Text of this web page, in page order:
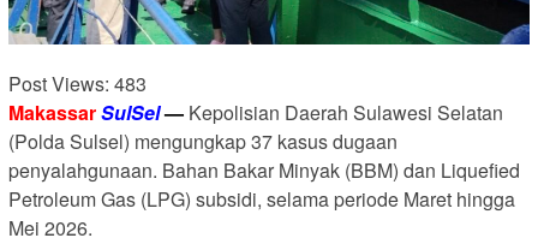
Post Views: 483
MakassarSulSel— Kepolisian Daerah Sulawesi Selatan
(Polda Sulsel) mengungkap 37 kasus dugaan
penyalahgunaan. Bahan Bakar Minyak (BBM) dan Liquefied
Petroleum Gas (LPG) subsidi, selama periode Maret hingga
Mei 2026.